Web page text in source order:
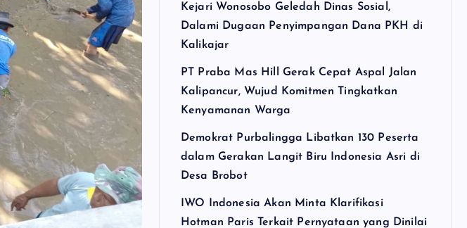
Kejari Wonosobo Geledah Dinas Sosial,
Dalami Dugaan Penyimpangan Dana PKH di
Kalikajar
PT Praba Mas Hill Gerak Cepat Aspal Jalan
Kalipancur, Wujud Komitmen Tingkatkan
Kenyamanan Warga
Demokrat Purbalingga Libatkan 130 Peserta
dalam Gerakan Langit Biru Indonesia Asri di
Desa Brobot
IWO Indonesia Akan Minta Klarifikasi
Hotman Paris Terkait Pernyataan yang Dinilai